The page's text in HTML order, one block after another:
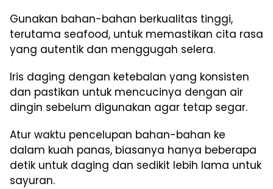
Gunakan bahan-bahan berkualitas tinggi,
terutama seafood, untuk memastikan cita rasa
yang autentik dan menggugah selera.
Iris daging dengan ketebalan yang konsisten
dan pastikan untuk mencucinya dengan air
dingin sebelum digunakan agar tetap segar.
Atur waktu pencelupan bahan-bahan ke
dalam kuah panas, biasanya hanya beberapa
detik untuk daging dan sedikit lebih lama untuk
sayuran.